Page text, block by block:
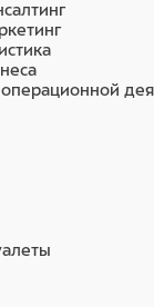
в местах,
в 1 мл
– 100 мг,
вещества: N-
миглиол 812,
по внешнему виду